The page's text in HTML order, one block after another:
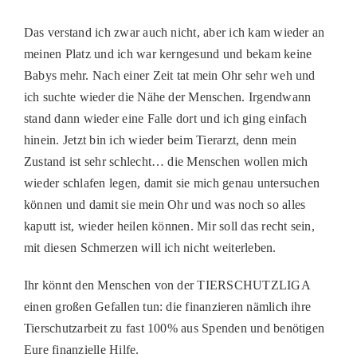
Das verstand ich zwar auch nicht, aber ich kam wieder an
meinen Platz und ich war kerngesund und bekam keine
Babys mehr. Nach einer Zeit tat mein Ohr sehr weh und
ich suchte wieder die Nähe der Menschen. Irgendwann
stand dann wieder eine Falle dort und ich ging einfach
hinein. Jetzt bin ich wieder beim Tierarzt, denn mein
Zustand ist sehr schlecht… die Menschen wollen mich
wieder schlafen legen, damit sie mich genau untersuchen
können und damit sie mein Ohr und was noch so alles
kaputt ist, wieder heilen können. Mir soll das recht sein,
mit diesen Schmerzen will ich nicht weiterleben.
Ihr könnt den Menschen von der TIERSCHUTZLIGA
einen großen Gefallen tun: die finanzieren nämlich ihre
Tierschutzarbeit zu fast 100% aus Spenden und benötigen
Eure finanzielle Hilfe.